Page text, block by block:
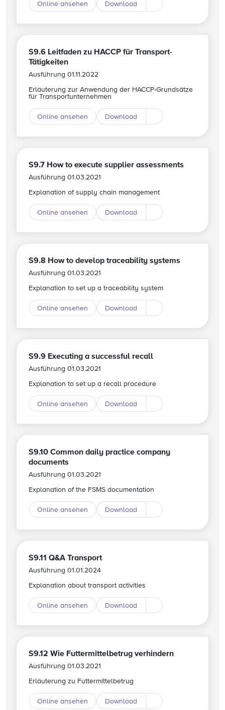
Online ansehen Download
Download andere
S9.6 Leitfaden zu HACCP für Transport-
Tätigkeiten
Ausführung 01.11.2022
Erläuterung zur Anwendung der HACCP-Grundsätze
für Transportunternehmen
Online ansehen Download
Download andere
S9.7 How to execute supplier assessments
Ausführung 01.03.2021
Explanation of supply chain management
Online ansehen Download
Download andere
S9.8 How to develop traceability systems
Ausführung 01.03.2021
Explanation to set up a traceability system
Online ansehen Download
Download andere
S9.9 Executing a successful recall
Ausführung 01.03.2021
Explanation to set up a recall procedure
Online ansehen Download
Download andere
S9.10 Common daily practice company
documents
Ausführung 01.03.2021
Explanation of the FSMS documentation
Online ansehen Download
Download andere
S9.11 Q&A Transport
Ausführung 01.01.2024
Explanation about transport activities
Online ansehen Download
Download andere
S9.12 Wie Futtermittelbetrug verhindern
Ausführung 01.03.2021
Erläuterung zu Futtermittelbetrug
Online ansehen Download
Download andere